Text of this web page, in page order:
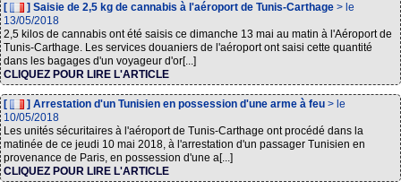
[ ] Saisie de 2,5 kg de cannabis à l'aéroport de Tunis-Carthage > le
13/05/2018
2,5 kilos de cannabis ont été saisis ce dimanche 13 mai au matin à l'Aéroport de
Tunis-Carthage. Les services douaniers de l'aéroport ont saisi cette quantité
dans les bagages d'un voyageur d'or[...]
CLIQUEZ POUR LIRE L'ARTICLE
[ ] Arrestation d'un Tunisien en possession d'une arme à feu > le
10/05/2018
Les unités sécuritaires à l'aéroport de Tunis-Carthage ont procédé dans la
matinée de ce jeudi 10 mai 2018, à l'arrestation d'un passager Tunisien en
provenance de Paris, en possession d'une a[...]
CLIQUEZ POUR LIRE L'ARTICLE